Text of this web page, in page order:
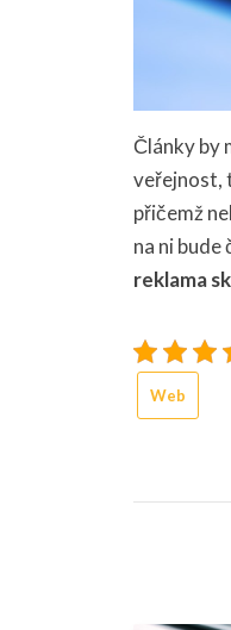
Články by
veřejnost,
přičemž
na ni bude
reklama
Web